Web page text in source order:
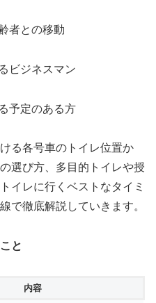
者との移動
ビジネスマン
予定のある方
る各号車のトイレ位置か
選び方、多目的トイレや授
イレに行くベストなタイミ
で徹底解説していきます。
と
内容